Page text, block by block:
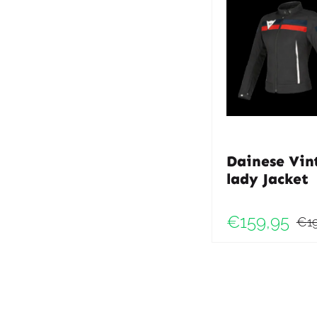
Dainese
lady Jacket
€
€159,95